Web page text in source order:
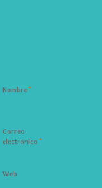
Nombre*
Correo
electrónico *
Web